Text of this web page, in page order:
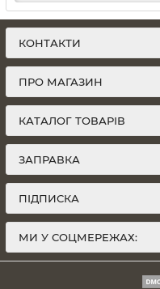
КОНТАКТИ
ПРО МАГАЗИН
КАТАЛОГ ТОВАРІВ
ЗАПРАВКА
ПІДПИСКА
МИ У СОЦМЕРЕЖАХ: